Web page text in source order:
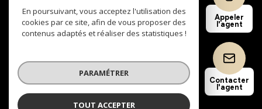
Appeler
l'agent
Contacter
l'agent
Cookies
© 2026 | Tous droits réservés
Réalisé par
En poursuivant, vous acceptez l'utilisation des
cookies par ce site, afin de vous proposer des
contenus adaptés et réaliser des statistiques !
PARAMÉTRER
TOUT ACCEPTER